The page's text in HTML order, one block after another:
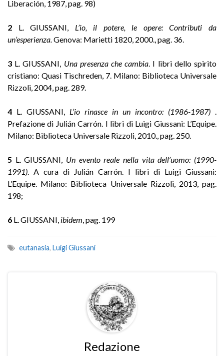
Liberación, 1987, pag. 98)
2 L. GIUSSANI, L’io, il potere, le opere: Contributi da
un’esperienza. Genova: Marietti 1820, 2000., pag. 36.
3 L. GIUSSANI, Una presenza che cambia . I libri dello spirito
cristiano: Quasi Tischreden, 7. Milano: Biblioteca Universale
Rizzoli, 2004, pag. 289.
4 L. GIUSSANI, L’io rinasce in un incontro: (1986-1987)
Prefazione di Julián Carrón. I libri di Luigi Giussani: L’Equipe.
Milano: Biblioteca Universale Rizzoli, 2010., pag. 250.
5 L. GIUSSANI, Un evento reale nella vita dell’uomo: (1990-
1991) . A cura di Julián Carrón. I libri di Luigi Giussani:
L’Equipe. Milano: Biblioteca Universale Rizzoli, 2013, pag.
198;
6 L. GIUSSANI, ibidem , pag. 199
eutanasia, Luigi Giussani
Redazione